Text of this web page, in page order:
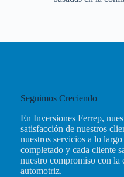
Seguimos Creciendo
En Inversiones Ferrep,
satisfacción de nuestros
nuestros servicios a lo
completado y cada cliente
nuestro compromiso con la
automotriz.